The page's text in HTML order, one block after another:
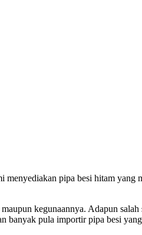
pipa besi hitam yang
kegunaannya. Adapun
pula importir pipa besi